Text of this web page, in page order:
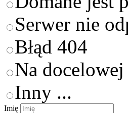
Serwer nie
Błąd 404
Na
Inny ...
Imię